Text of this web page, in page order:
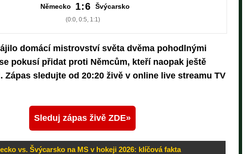
Německo 1:6 Švýcarsko
(0:0, 0:5, 1:1)
domácí mistrovství světa dvěma pohodlnými
pokusí přidat proti Němcům, kteří naopak ještě
Zápas sledujte od 20:20 živě v online live streamu TV
Sleduj zápas živě ZDE
vs. Švýcarsko na MS v hokeji 2026: klíčová fakta